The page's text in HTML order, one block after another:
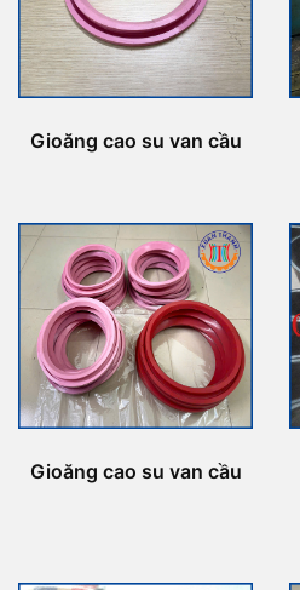
Gioăng cao su van cầu
Gioăng cao su van cầu